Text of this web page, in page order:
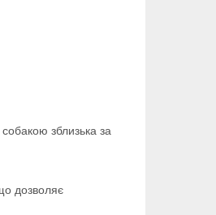
зблизька за
дозволяє